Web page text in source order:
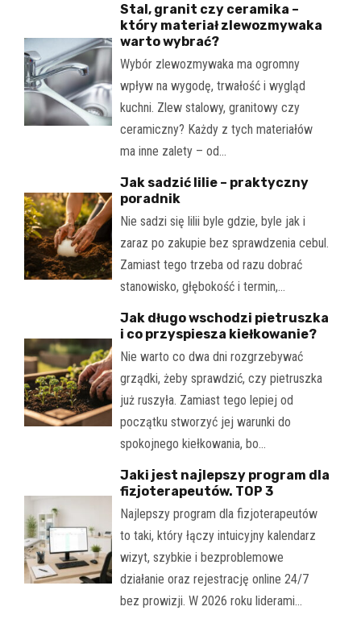
Stal, granit czy ceramika –
który materiał zlewozmywaka
warto wybrać?
Wybór zlewozmywaka ma ogromny
wpływ na wygodę, trwałość i wygląd
kuchni. Zlew stalowy, granitowy czy
ceramiczny? Każdy z tych materiałów
ma inne zalety – od…
Jak sadzić lilie – praktyczny
poradnik
Nie sadzi się lilii byle gdzie, byle jak i
zaraz po zakupie bez sprawdzenia cebul.
Zamiast tego trzeba od razu dobrać
stanowisko, głębokość i termin,…
Jak długo wschodzi pietruszka
i co przyspiesza kiełkowanie?
Nie warto co dwa dni rozgrzebywać
grządki, żeby sprawdzić, czy pietruszka
już ruszyła. Zamiast tego lepiej od
początku stworzyć jej warunki do
spokojnego kiełkowania, bo…
Jaki jest najlepszy program dla
fizjoterapeutów. TOP 3
Najlepszy program dla fizjoterapeutów
to taki, który łączy intuicyjny kalendarz
wizyt, szybkie i bezproblemowe
działanie oraz rejestrację online 24/7
bez prowizji. W 2026 roku liderami…